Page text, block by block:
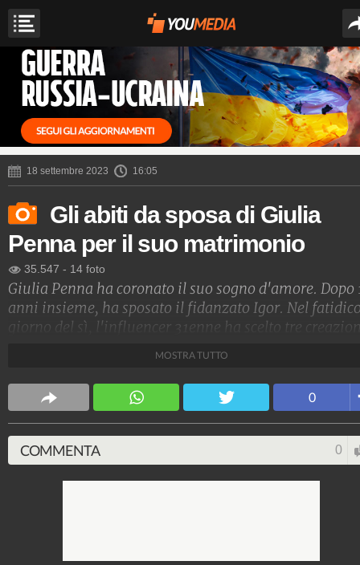
18 settembre 2023 16:05
Gli abiti da sposa di Giulia
Penna per il suo matrimonio
35.547 - 14 foto
Giulia Penna ha coronato il suo sogno d'amore. Dopo
anni insieme, ha sposato il fidanzato Igor. Nel
giorno del sì, l'influencer 31enne ha scelto tre
Stile e trend
1.515.077.425 1.957 video 138.074 foto
MOSTRA TUTTO
0
COMMENTA 0